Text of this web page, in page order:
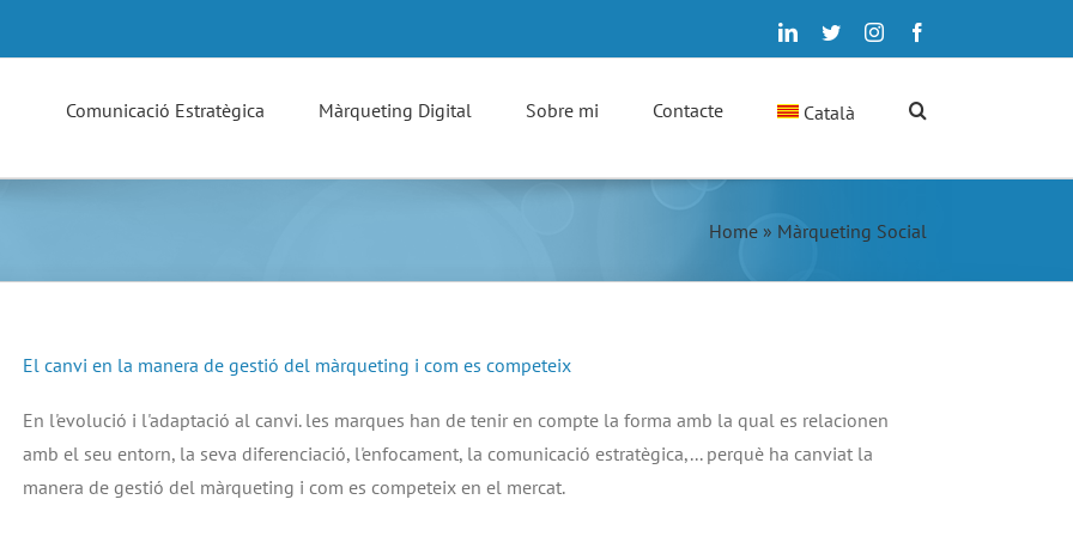
LinkedIn
TwitterInstagram
Comunicació Estratègica Màrqueting Digital Sobre mi Contacte Català
Home » Màrqueting Social
El canvi en la manera de gestió del màrqueting i com es competeix
En l'evolució i l'adaptació al canvi. les marques han de tenir en compte la forma amb la qual es relacionen
amb el seu entorn, la seva diferenciació, l'enfocament, la comunicació estratègica,... perquè ha canviat la
manera de gestió del màrqueting i com es competeix en el mercat.